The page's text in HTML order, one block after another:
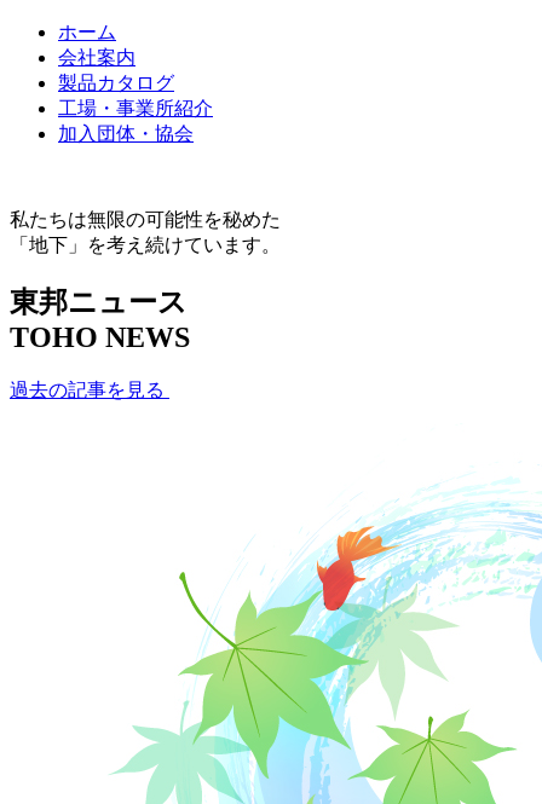
ホーム
会社案内
製品カタログ
工場・事業所紹介
加入団体・協会
私たちは無限の可能性を秘めた
「地下」を考え続けています。
東邦ニュース
TOHO NEWS
過去の記事を見る